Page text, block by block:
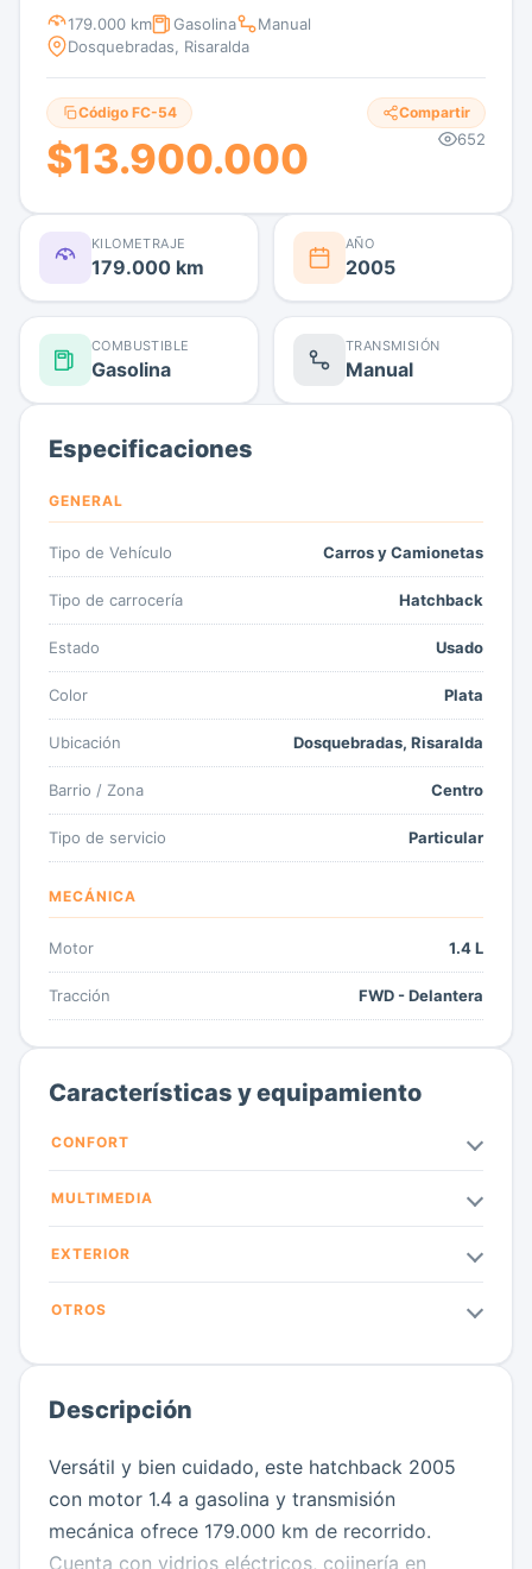
179.000 km Gasolina
Manual
Dosquebradas, Risaralda
Código FC-54
$13.900.000
Compartir
652
KILOMETRAJE
179.000 km
AÑO
2005
COMBUSTIBLE
Gasolina
TRANSMISIÓN
Manual
Especificaciones
GENERAL
Tipo de Vehículo Carros y Camionetas
Tipo de carrocería Hatchback
Estado Usado
Color Plata
Ubicación Dosquebradas, Risaralda
Barrio / Zona Centro
Tipo de servicio Particular
MECÁNICA
Motor 1.4 L
Tracción FWD - Delantera
Características y equipamiento
CONFORT
MULTIMEDIA
EXTERIOR
OTROS
Descripción
Versátil y bien cuidado, este hatchback 2005
con motor 1.4 a gasolina y transmisión
mecánica ofrece 179.000 km de recorrido.
Cuenta con vidrios eléctricos, cojinería en